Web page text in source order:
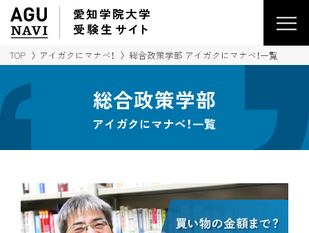
愛知学院大学
受験生 サイ ト
TOP アイガクにマナベ！ 総合政策学部 アイガクにマナベ！一覧
総合政策学部
アイガクにマナベ！一覧